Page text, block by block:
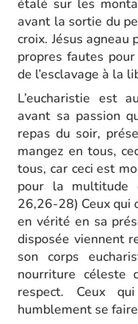
étalé sur les
avant la sortie du
croix. Jésus
propres fautes
de l’esclavage à la
L’eucharistie est
avant sa passion
repas du soir,
mangez en tous,
tous, car ceci est
pour la multitude
26,26-28) Ceux qui
en vérité en sa
disposée viennent
son corps
nourriture céleste
respect. Ceux
humblement se